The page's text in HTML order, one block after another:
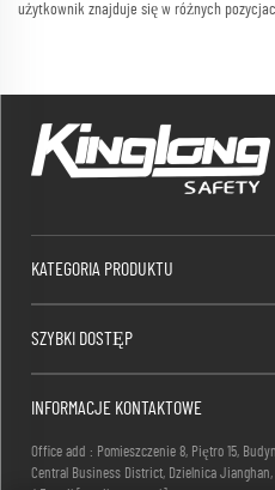
użytkownik znajduje się w różnych
KATEGORIA PRODUKTU
SZYBKI DOSTĘP
INFORMACJE KONTAKTOWE
Office add : Pomieszczenie 8, Piętro 15,
Central Business District, Dzielnica